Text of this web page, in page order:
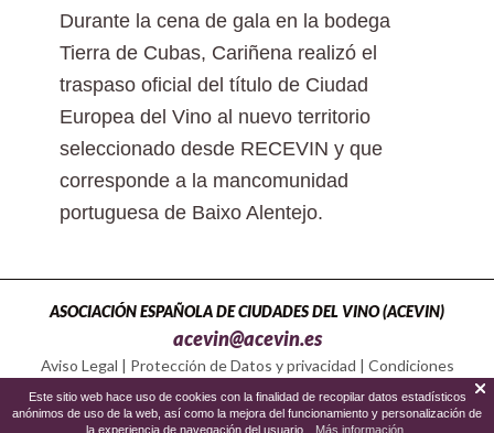
Durante la cena de gala en la bodega
Tierra de Cubas, Cariñena realizó el
traspaso oficial del título de Ciudad
Europea del Vino al nuevo territorio
seleccionado desde RECEVIN y que
corresponde a la mancomunidad
portuguesa de Baixo Alentejo.
ASOCIACIÓN ESPAÑOLA DE CIUDADES DEL VINO (ACEVIN)
acevin@acevin.es
Aviso Legal | Protección de Datos y privacidad | Condiciones
Política de Cookies
Este sitio web hace uso de cookies con la finalidad de recopilar datos estadísticos
anónimos de uso de la web, así como la mejora del funcionamiento y personalización de
la experiencia de navegación del usuario.
Más información